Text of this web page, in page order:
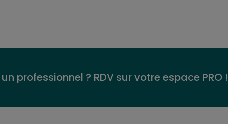
professionnel ? RDV sur votre espace PRO !